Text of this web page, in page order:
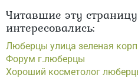
Читавшие эту
интересовались:
Люберцы улица зеленая
Форум г.люберцы
Хороший косметолог